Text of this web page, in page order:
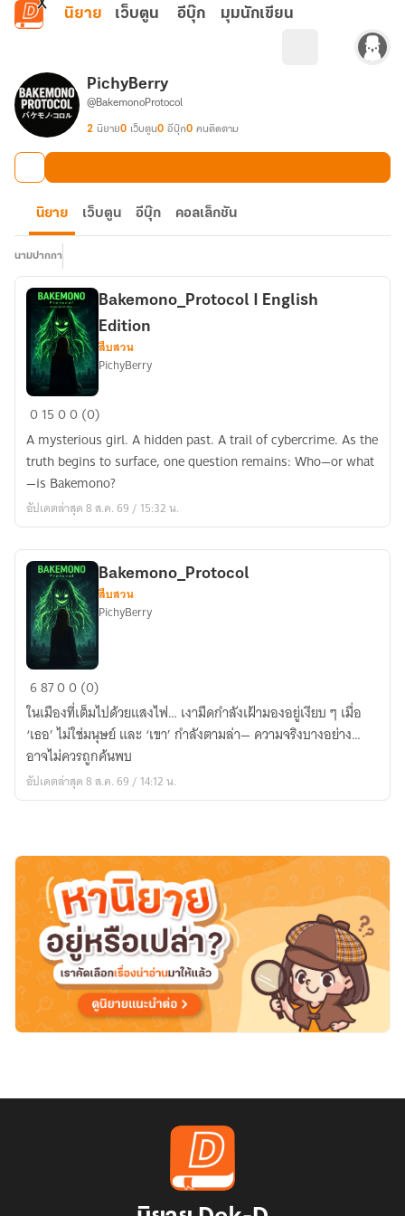
ข้ามไปยังเนื้อหาหลัก
นิยาย เว็บตูน อีบุ๊ก มุมนักเขียน
PichyBerry
@BakemonoProtocol
2 นิยาย0 เว็บตูน0 อีบุ๊ก0 คนติดตาม
นิยาย เว็บตูน อีบุ๊ก คอลเล็กชัน
นามปากกา
Bakemono_Protocol
English
Edition
Bakemono_Protocol I English
Edition
สืบสวน
PichyBerry
01500 (0)
A mysterious girl. A hidden past. A trail of cybercrime. As the
truth begins to surface, one question remains: Who—or what
—is Bakemono?
อัปเดตล่าสุด 8 ส.ค. 69 / 15:32 น.
Bakemono_Protocol
Bakemono_Protocol
สืบสวน
PichyBerry
68700 (0)
ในเมืองที่เต็มไปด้วยแสงไฟ… เงามืดกำลังเฝ้ามองอยู่เงียบ ๆ เมื่อ
‘เธอ’ ไม่ใช่มนุษย์ และ ‘เขา’ กำลังตามล่า— ความจริงบางอย่าง…
อาจไม่ควรถูกค้นพบ
อัปเดตล่าสุด 8 ส.ค. 69 / 14:12 น.